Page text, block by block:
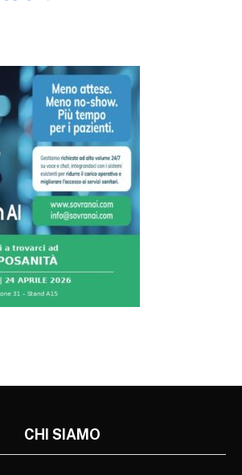
CHI SIAMO